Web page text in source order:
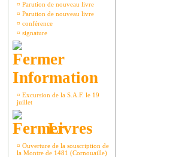
¤ Parution de nouveau livre
¤ Parution de nouveau livre
¤ conférence
¤ signature
Information
¤ Excursion de la S.A.F. le 19
juillet
Livres
¤ Ouverture de la souscription de
la Montre de 1481 (Cornouaille)